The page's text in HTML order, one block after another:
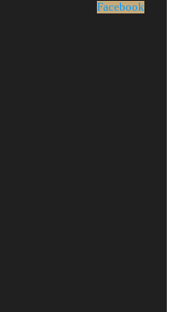
Facebook